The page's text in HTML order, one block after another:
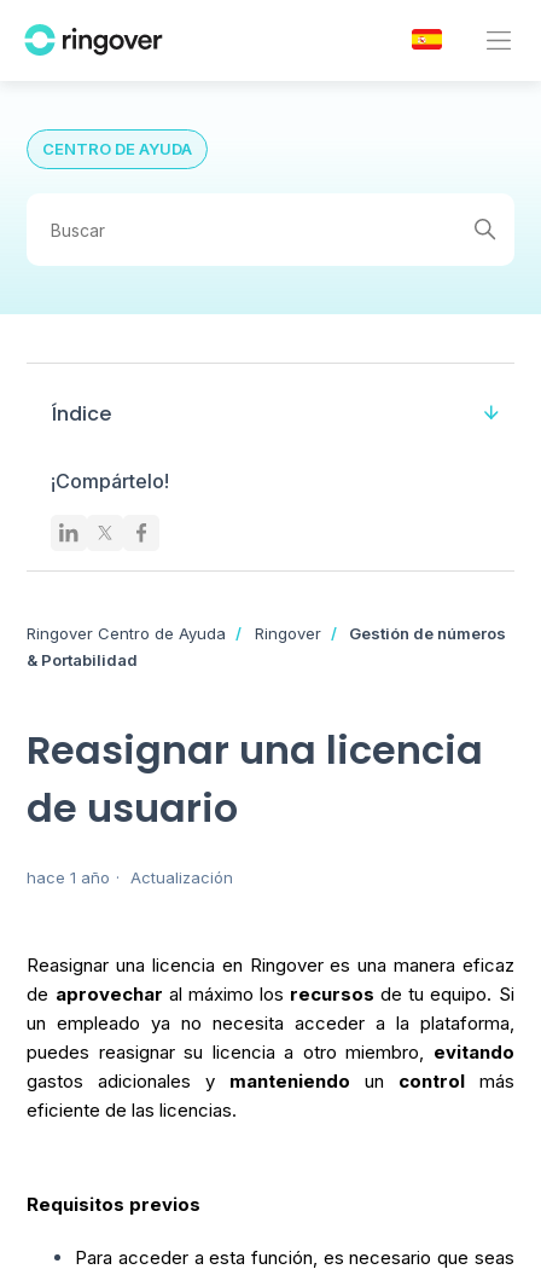
CENTRO DE AYUDA
Índice
¡Compártelo!
Ringover Centro de Ayuda Ringover
Gestión de números
& Portabilidad
Reasignar una licencia
de usuario
hace 1 año Actualización
Reasignar una licencia en Ringover es una manera eficaz
de aprovechar al máximo los recursos de tu equipo. Si
un empleado ya no necesita acceder a la plataforma,
puedes reasignar su licencia a otro miembro, evitando
gastos adicionales y manteniendo un controlmás
eficiente de las licencias.
Requisitos previos
Para acceder a esta función, es necesario que seas